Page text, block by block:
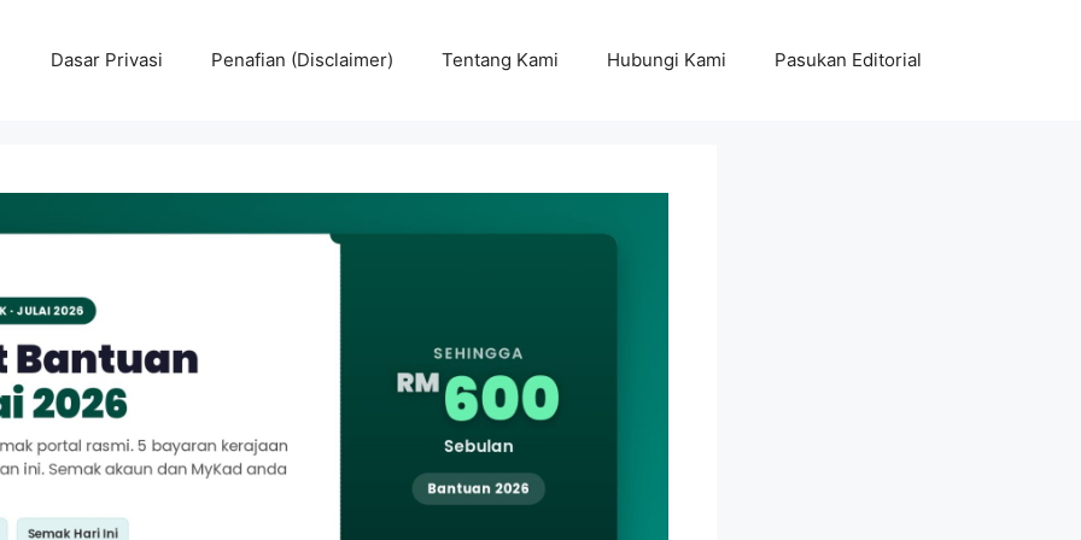
Dasar Privasi Penafian (Disclaimer) Tentang Kami Hubungi Kami Pasukan Editorial